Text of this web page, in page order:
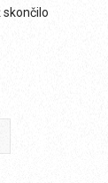
skončilo